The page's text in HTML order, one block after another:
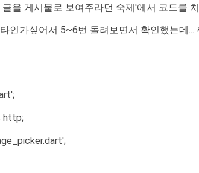
을 게시물로 보여주라던 숙제'에서 코드를
인가싶어서 5~6번 돌려보면서 확인했는데...
http;